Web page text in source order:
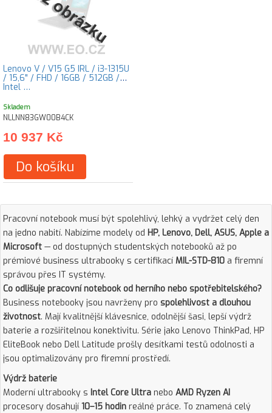
Lenovo V / V15 G5 IRL / i3-1315U
/ 15,6" / FHD / 16GB / 512GB /
Intel …
Skladem
NLLNN83GW00B4CK
10 937 Kč
Do košíku
Pracovní notebook musí být spolehlivý, lehký a vydržet celý den
na jedno nabití. Nabízíme modely od HP, Lenovo, Dell, ASUS, Apple a
Microsoft — od dostupných studentských notebooků až po
prémiové business ultrabooky s certifikací MIL-STD-810 a firemní
správou přes IT systémy.
Co odlišuje pracovní notebook od herního nebo spotřebitelského?
Business notebooky jsou navrženy pro spolehlivost a dlouhou
životnost. Mají kvalitnější klávesnice, odolnější šasi, lepší výdrž
baterie a rozšiřitelnou konektivitu. Série jako Lenovo ThinkPad, HP
EliteBook nebo Dell Latitude prošly desítkami testů odolnosti a
jsou optimalizovány pro firemní prostředí.
Výdrž baterie
Moderní ultrabooky s Intel Core Ultra nebo AMD Ryzen AI
procesory dosahují 10–15 hodin reálné práce. To znamená celý